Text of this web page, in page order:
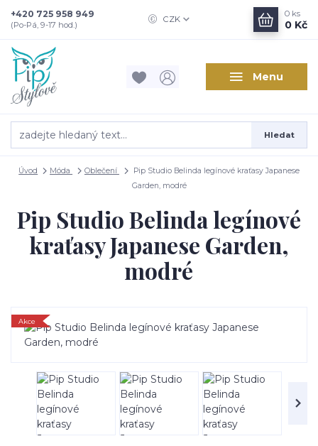
Menu
CZK
Hledat
+420 725 958 949
(Po-Pá, 9-17 hod.)
0 ks
0 Kč
Úvod Móda Oblečení
Pip Studio Belinda legínové kraťasy Japanese
Garden, modré
Pip Studio Belinda legínové
kraťasy Japanese Garden,
modré
Akce